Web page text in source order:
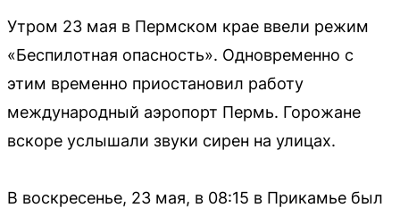
Утром 23 мая в Пермском крае ввели режим
«Беспилотная опасность». Одновременно с
этим временно приостановил работу
международный аэропорт Пермь. Горожане
вскоре услышали звуки сирен на улицах.
В воскресенье, 23 мая, в 08:15 в Прикамье был